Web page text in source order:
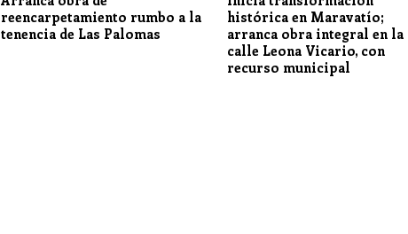
reencarpetamiento rumbo a la
tenencia de Las Palomas
histórica en Maravatío;
arranca obra integral en la
calle Leona Vicario, con
recurso municipal